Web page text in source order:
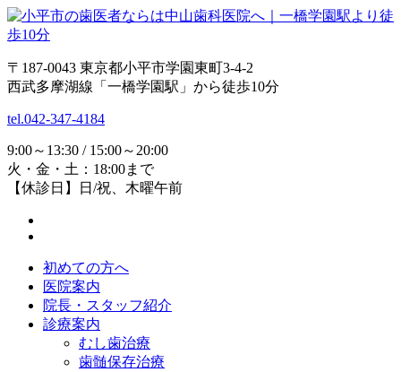
〒187-0043 東京都小平市学園東町3-4-2
西武多摩湖線「一橋学園駅」から徒歩10分
tel.042-347-4184
9:00～13:30 / 15:00～20:00
火・金・土：18:00まで
【休診日】日/祝、木曜午前
初めての方へ
医院案内
院長・スタッフ紹介
診療案内
むし歯治療
歯髄保存治療